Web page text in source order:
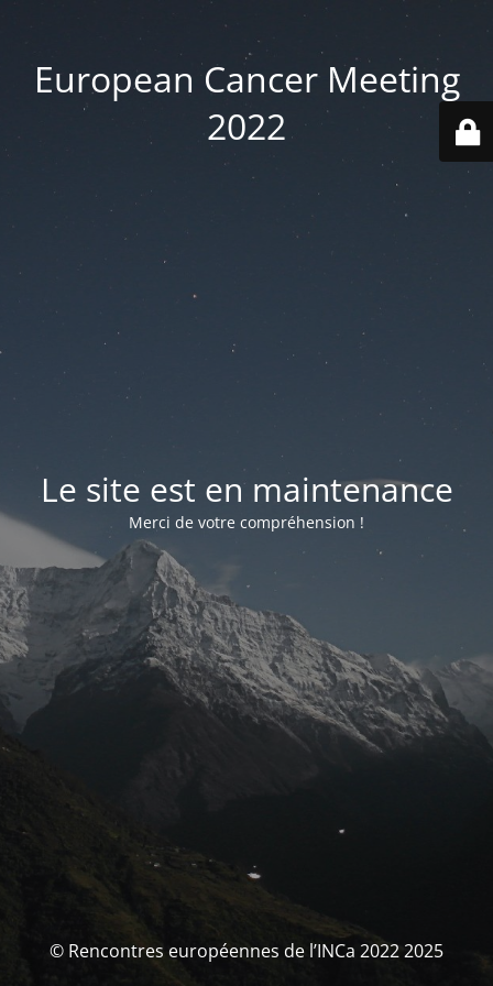
European Cancer Meeting
2022
Le site est en maintenance
Merci de votre compréhension !
© Rencontres européennes de l’INCa 2022 2025